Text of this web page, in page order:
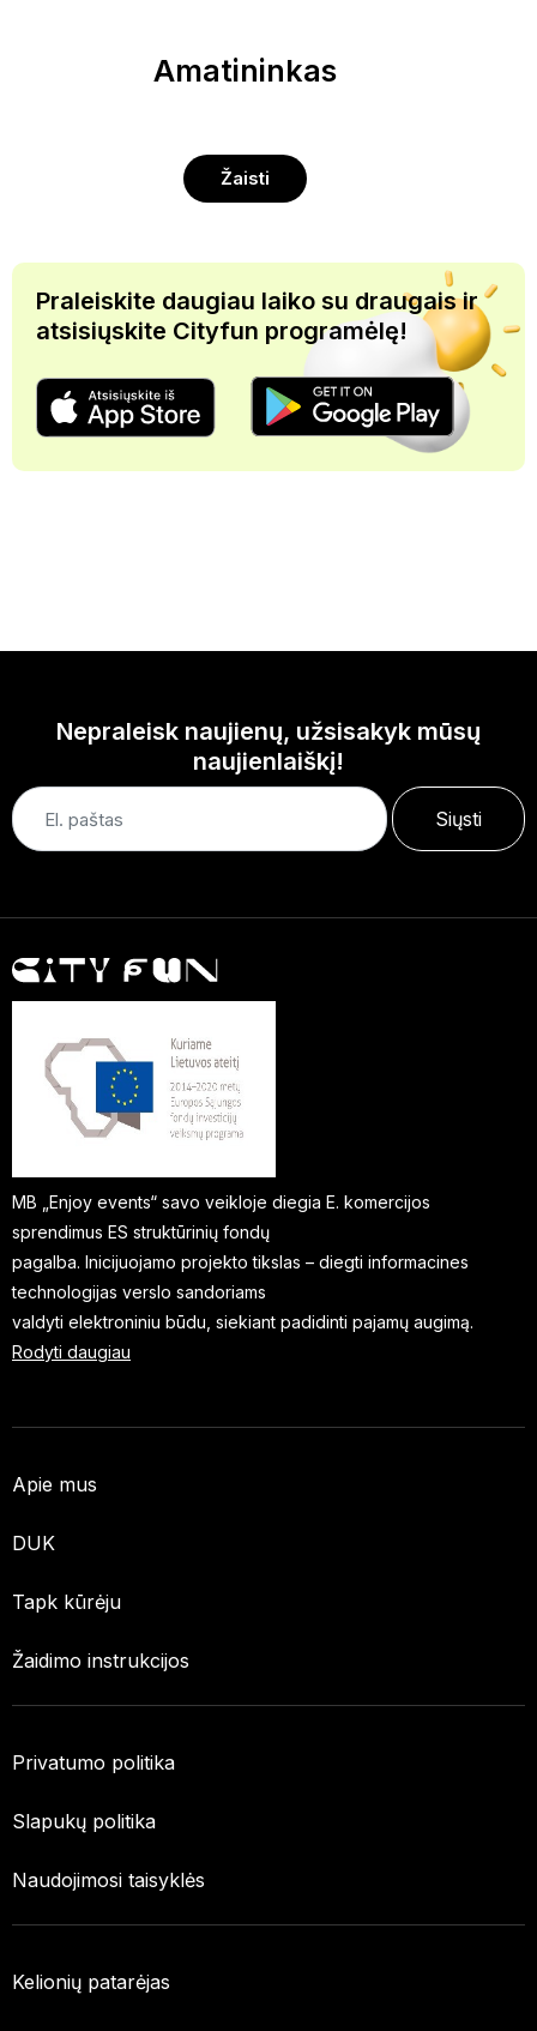
Amatininkas
Žaisti
Praleiskite daugiau laiko su draugais ir
atsisiųskite Cityfun programėlę!
Nepraleisk naujienų, užsisakyk mūsų
naujienlaiškį!
Siųsti
MB „Enjoy events“ savo veikloje diegia E. komercijos
sprendimus ES struktūrinių fondų
pagalba. Inicijuojamo projekto tikslas – diegti informacines
technologijas verslo sandoriams
valdyti elektroniniu būdu, siekiant padidinti pajamų augimą.
Rodyti daugiau
Apie mus
DUK
Tapk kūrėju
Žaidimo instrukcijos
Privatumo politika
Slapukų politika
Naudojimosi taisyklės
Kelionių patarėjas